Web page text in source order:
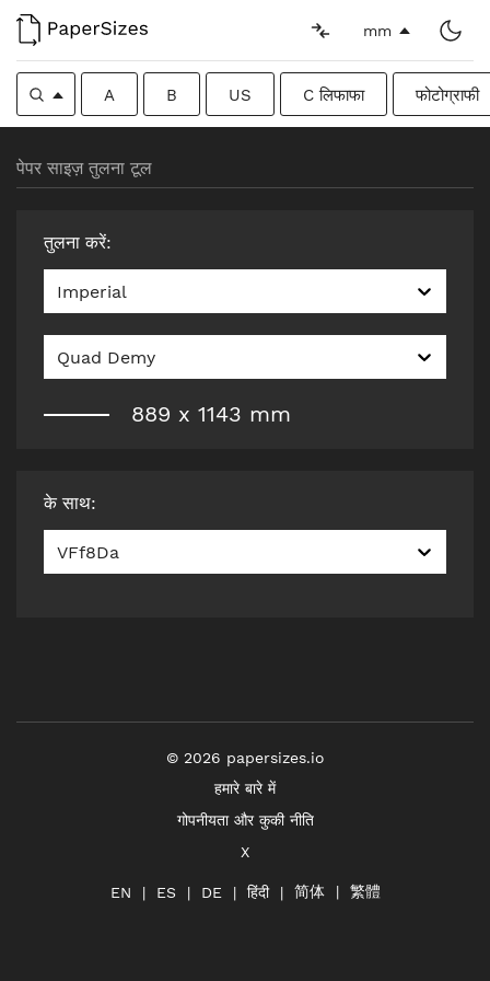
mm
A B US C लिफाफा फोटोग्राफी
पेपर साइज़ तुलना टूल
तुलना करें:
Imperial
Quad Demy
889 x 1143 mm
के साथ:
VFf8Da
© 2026 papersizes.io
हमारे बारे में
गोपनीयता और कुकी नीति
X
EN ES DE हिंदी 简体 繁體